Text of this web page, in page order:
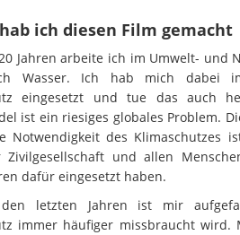
ich diesen Film gemacht
Jahren arbeite ich im Umwelt- und
Wasser. Ich hab mich dabei
eingesetzt und tue das auch
ist ein riesiges globales Problem.
Notwendigkeit des Klimaschutzes
Zivilgesellschaft und allen
dafür eingesetzt haben.
letzten Jahren ist mir
immer häufiger missbraucht wird.